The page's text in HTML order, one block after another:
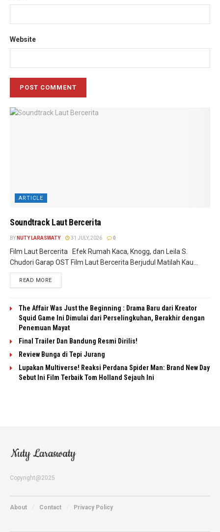
Website
ARTICLE
Soundtrack Laut Bercerita
BY NUTY LARASWATY 31 JULY, 2026 0
Film Laut Bercerita Efek Rumah Kaca, Knogg, dan Leila S.
Chudori Garap OST Film Laut Bercerita Berjudul Matilah Kau...
READ MORE
The Affair Was Just the Beginning : Drama Baru dari Kreator
Squid Game Ini Dimulai dari Perselingkuhan, Berakhir dengan
Penemuan Mayat
Final Trailer Dan Bandung Resmi Dirilis!
Review Bunga di Tepi Jurang
Lupakan Multiverse! Reaksi Perdana Spider Man: Brand New Day
Sebut Ini Film Terbaik Tom Holland Sejauh Ini
Copyright@2025
About Contact Privacy Policy